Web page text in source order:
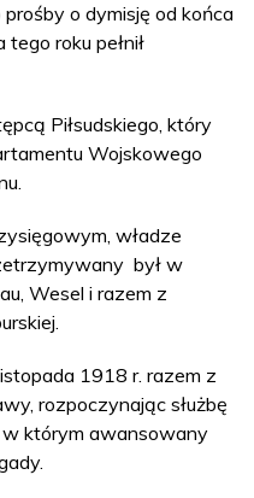
prośby o dymisję od końca
roku pełnił
Piłsudskiego, który
Wojskowego
władze
był w
Wesel i razem z
1918 r. razem z
rozpoczynając służbę
którym awansowany